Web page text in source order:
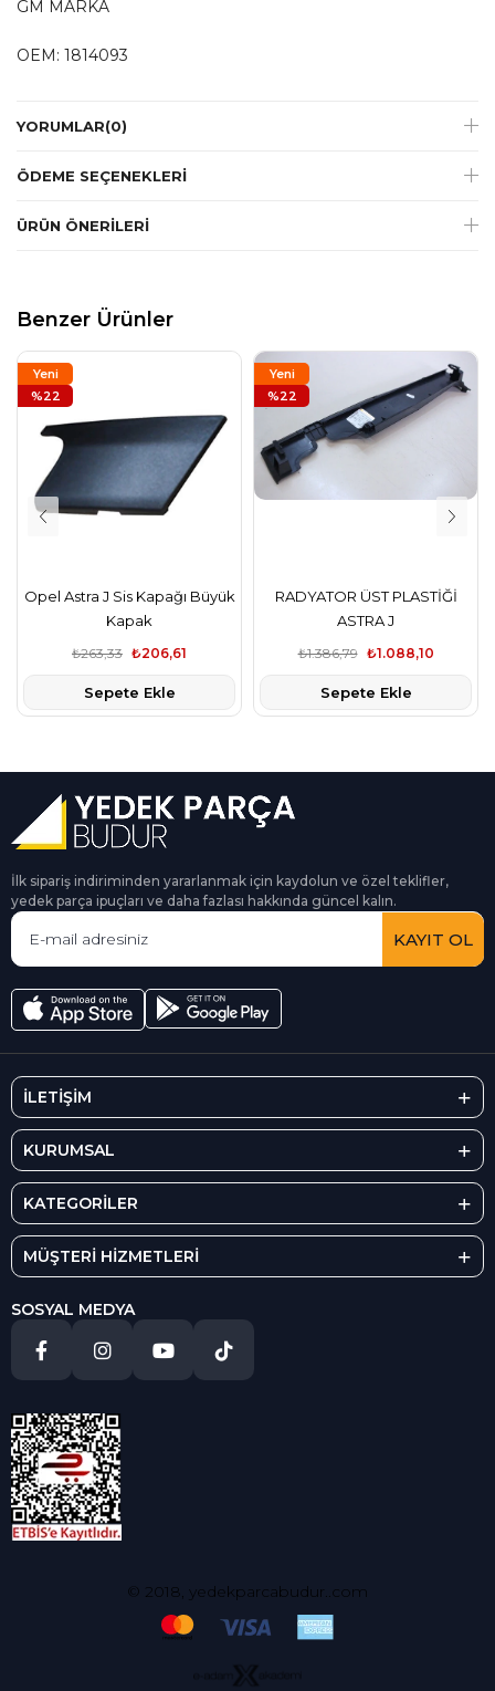
GM MARKA
OEM: 1814093
YORUMLAR(0)
ÖDEME SEÇENEKLERI
ÜRÜN ÖNERILERI
Benzer Ürünler
Opel Astra J Sis Kapağı Büyük
Kapak
₺206,61
₺263,33
Sepete Ekle
Yeni
Ürün
%22
RADYATOR ÜST PLASTİĞİ
ASTRA J
₺1.088,10
₺1.386,79
Sepete Ekle
Yeni
Ürün
%22
İlk sipariş indiriminden yararlanmak için kaydolun ve özel teklifler,
yedek parça ipuçları ve daha fazlası hakkında güncel kalın.
KAYIT OL
İLETİŞİM
KURUMSAL
KATEGORİLER
MÜŞTERİ HİZMETLERİ
SOSYAL MEDYA
© 2018, yedekparcabudur..com